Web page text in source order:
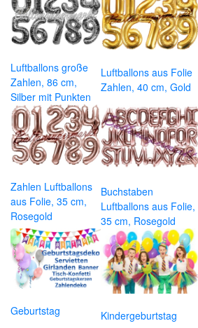
Luftballons große
Zahlen, 86 cm,
Silber mit Punkten
Luftballons aus Folie
Zahlen, 40 cm, Gold
Zahlen Luftballons
aus Folie, 35 cm,
Rosegold
Buchstaben
Luftballons aus Folie,
35 cm, Rosegold
Geburtstag Kindergeburtstag